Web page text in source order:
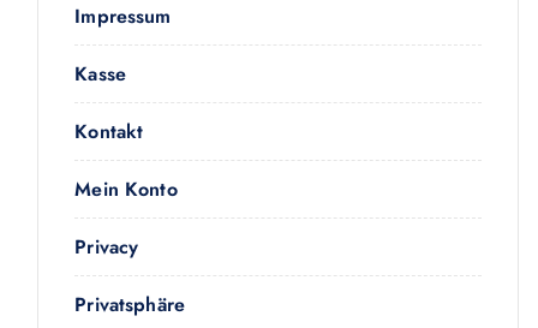
Zimmerpflanzen Menge
Impressum
Kasse
Kontakt
Mein Konto
Privacy
Privatsphäre